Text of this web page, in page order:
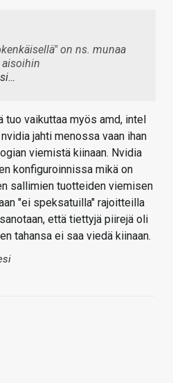
on ns. munaa
tuo vaikuttaa myös amd, intel
jahti menossa vaan ihan
viemistä kiinaan. Nvidia
konfiguroinnissa mikä on
sallimien tuotteiden viemisen
"ei speksatuilla" rajoitteilla
että tiettyjä piirejä oli
tahansa ei saa viedä kiinaan.